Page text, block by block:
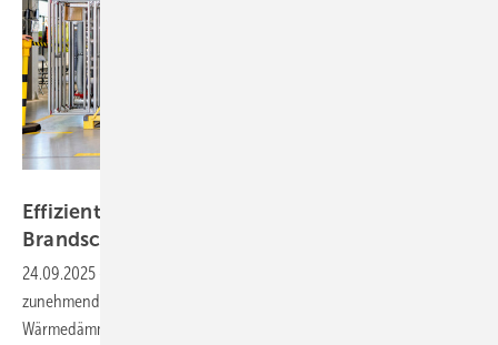
Effizient mit Einblasdämmtechnik –
Brandschutz
24.09.2025
zunehmend auch in der technischen Gebäudeausrüstung bemerkbar.
Wärmedämmung und die brandschutzgerechte Abschottung von